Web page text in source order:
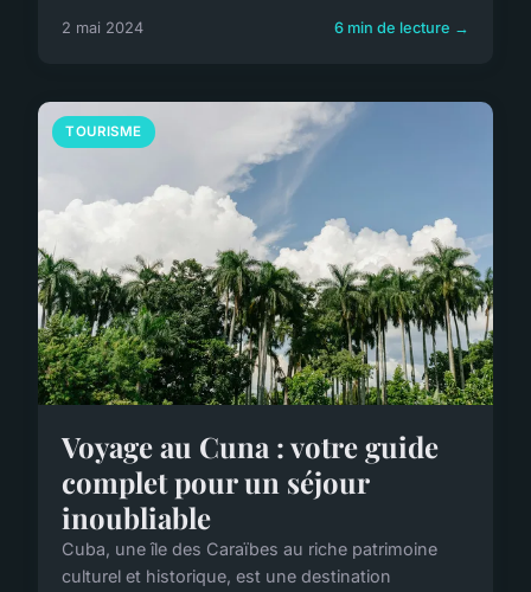
2 mai 2024 6 min de lecture →
TOURISME
Voyage au Cuna : votre guide
complet pour un séjour
inoubliable
Cuba, une île des Caraïbes au riche patrimoine
culturel et historique, est une destination